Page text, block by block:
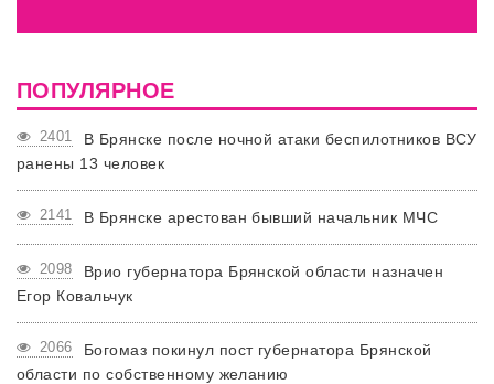
ПОПУЛЯРНОЕ
2401
В Брянске после ночной атаки беспилотников ВСУ
ранены 13 человек
2141 В Брянске арестован бывший начальник МЧС
2098
Врио губернатора Брянской области назначен
Егор Ковальчук
2066
Богомаз покинул пост губернатора Брянской
области по собственному желанию